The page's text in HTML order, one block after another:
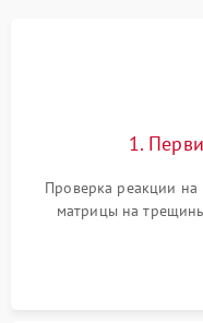
1.
Проверка реакции на
матрицы на
подсветки и
источников сигнала